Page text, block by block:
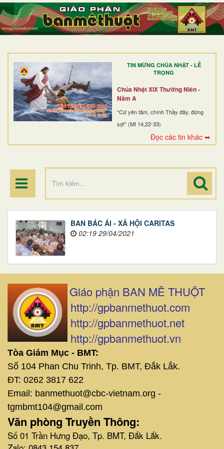
TIN MỪNG CHÚA NHẬT - LỄ
TRỌNG
Chúa Nhật XIX Thường Niên -
Năm A
“Cứ yên tâm, chính Thầy đây, đừng
sợ!” (Mt 14,22-33)
Đọc các tin khác ➥
TRANG NHẤT
GIỚI THIỆU
DÒNG TU
BAN MỤC VỤ
ĐOÀN THỂ CG
ĐIỂM HÀNH HƯƠNG
BAN BÁC ÁI - XÃ HỘI CARITAS
02:19 29/04/2021
Giáo phận BAN MÊ THUỘT
http://gpbanmethuot.com
http://gpbanmethuot.net
http://gpbanmethuot.vn
Tòa Giám Mục - BMT:
Số 104 Phan Chu Trinh, Tp. BMT, Đắk Lắk.
ĐT: 0262 3817 622
Email: banmethuot@cbc-vietnam.org -
tgmbmt104@gmail.com
Văn phòng Truyền Thông:
Số 01 Trần Hưng Đạo, Tp. BMT, Đắk Lắk.